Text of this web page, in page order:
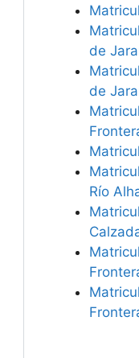
de
de
Río